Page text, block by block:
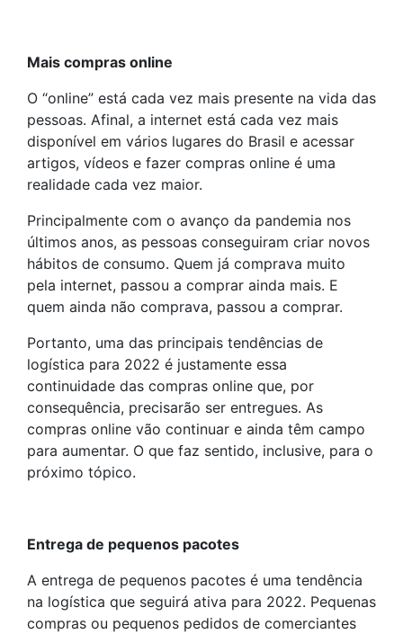
Mais compras online
O “online” está cada vez mais presente na vida das
pessoas. Afinal, a internet está cada vez mais
disponível em vários lugares do Brasil e acessar
artigos, vídeos e fazer compras online é uma
realidade cada vez maior.
Principalmente com o avanço da pandemia nos
últimos anos, as pessoas conseguiram criar novos
hábitos de consumo. Quem já comprava muito
pela internet, passou a comprar ainda mais. E
quem ainda não comprava, passou a comprar.
Portanto, uma das principais tendências de
logística para 2022 é justamente essa
continuidade das compras online que, por
consequência, precisarão ser entregues. As
compras online vão continuar e ainda têm campo
para aumentar. O que faz sentido, inclusive, para o
próximo tópico.
Entrega de pequenos pacotes
A entrega de pequenos pacotes é uma tendência
na logística que seguirá ativa para 2022. Pequenas
compras ou pequenos pedidos de comerciantes